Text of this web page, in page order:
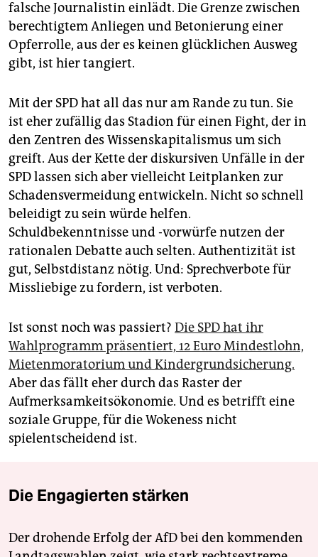
falsche Journalistin einlädt. Die Grenze zwischen
berechtigtem Anliegen und Betonierung einer
Opferrolle, aus der es keinen glücklichen Ausweg
gibt, ist hier tangiert.
Mit der SPD hat all das nur am Rande zu tun. Sie
ist eher zufällig das Stadion für einen Fight, der in
den Zentren des Wissenskapitalismus um sich
greift. Aus der Kette der diskursiven Unfälle in der
SPD lassen sich aber vielleicht Leitplanken zur
Schadensvermeidung entwickeln. Nicht so schnell
beleidigt zu sein würde helfen.
Schuldbekenntnisse und -vorwürfe nutzen der
rationalen Debatte auch selten. Authentizität ist
gut, Selbstdistanz nötig. Und: Sprechverbote für
Missliebige zu fordern, ist verboten.
Ist sonst noch was passiert? Die SPD hat ihr
Wahlprogramm präsentiert, 12 Euro Mindestlohn,
Mietenmoratorium und Kindergrundsicherung.
Aber das fällt eher durch das Raster der
Aufmerksamkeitsökonomie. Und es betrifft eine
soziale Gruppe, für die Wokeness nicht
spielentscheidend ist.
Die Engagierten stärken
Der drohende Erfolg der AfD bei den kommenden